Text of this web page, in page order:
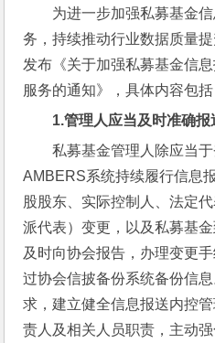
为进一步加强私募基金
务，持续推动行业数据质量
发布《关于加强私募基金信
服务的通知》，具体内容包括
1.管理人应当及时准确
私募基金管理人除应当
AMBERS系统持续履行信息
股股东、实际控制人、法定
派代表）变更，以及私募基
及时向协会报告，办理变更
过协会信披备份系统备份信
求，建立健全信息报送内控
责人及相关人员职责，主动